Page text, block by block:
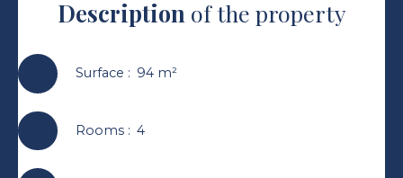
Description of the property
Surface : 94 m²
Rooms: 4